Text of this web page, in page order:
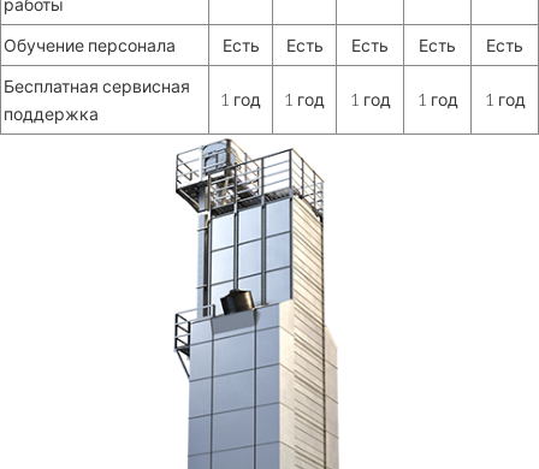
Обучение персонала
Есть Есть Есть Есть
Есть
Бесплатная сервисная
поддержка
1 год 1 год 1 год 1 год 1 год